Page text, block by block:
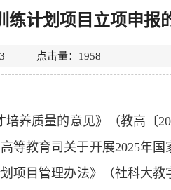
练计划项目立项申报
03 点击量： 1958
培养质量的意见》（教高〔
等教育司关于开展2025年
项目管理办法》（社科大教